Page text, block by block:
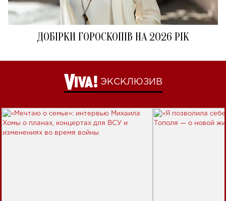
ДОБІРКИ ГОРОСКОПІВ НА 2026 РІК
ЭКСКЛЮЗИВ